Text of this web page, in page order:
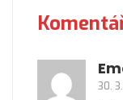
30.